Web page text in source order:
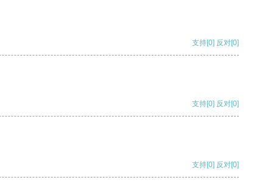
支持[0] 反对[0]
支持[0] 反对[0]
支持[0] 反对[0]